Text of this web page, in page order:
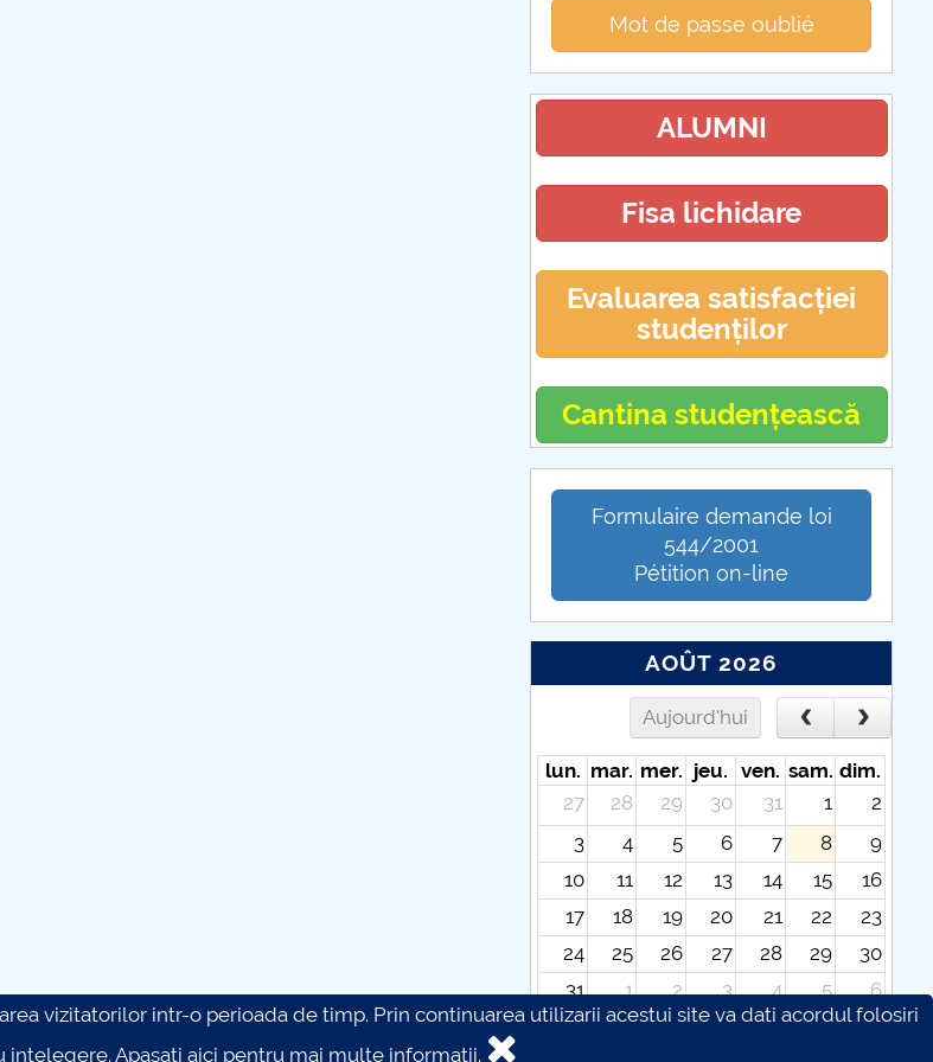
Mot de passe oublié
ALUMNI
Fisa lichidare
Evaluarea satisfacției
studenților
Cantina studențească
Formulaire demande loi
544/2001
Pétition on-line
AOÛT 2026
Aujourd'hui
lun. mar. mer. jeu. ven. sam. dim.
27
28 29 30 31 1
2
3
4 5 6 7 8
9
10
11 12 13 14 15
16
17
18 19 20 21 22
23
24
25 26 27 28 29
30
31
1 2 3 4 5
6
vizitatorilor intr-o perioada de timp. Prin continuarea utilizarii acestui site va dati acordul folosiri
intelegere.Apasati aici pentru mai multe informatii.